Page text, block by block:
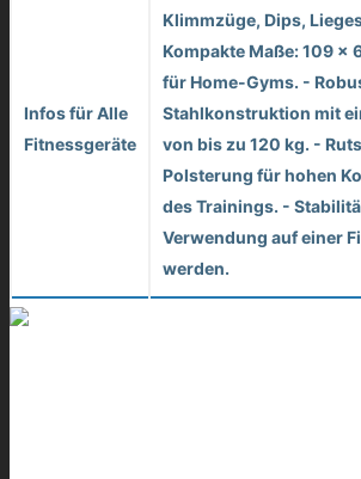
Infos für Alle
Fitnessgeräte
Klimmzüge, Dips,
Kompakte Maße: 109 x
für Home-Gyms. -
Stahlkonstruktion mit
von bis zu 120 kg. -
Polsterung für hohen
des Trainings. -
Verwendung auf einer
werden.